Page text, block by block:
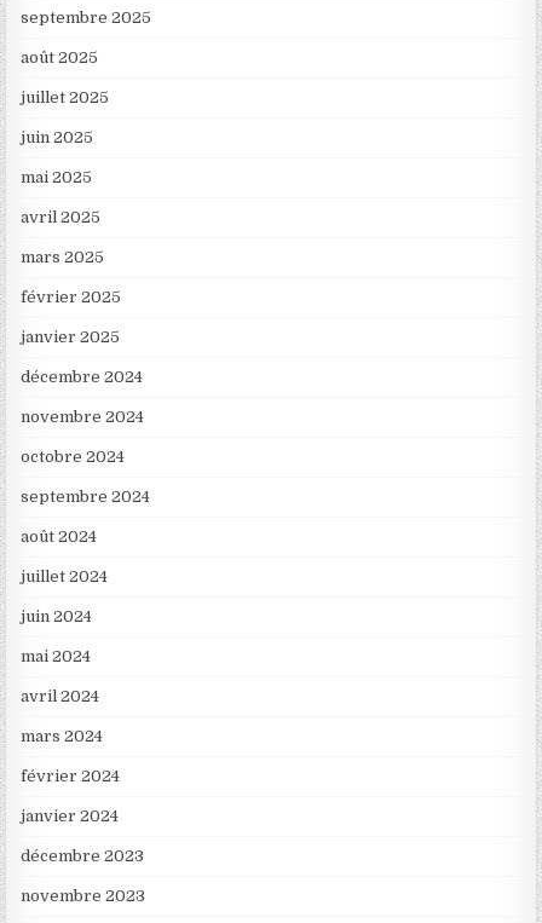
septembre 2025
août 2025
juillet 2025
juin 2025
mai 2025
avril 2025
mars 2025
février 2025
janvier 2025
décembre 2024
novembre 2024
octobre 2024
septembre 2024
août 2024
juillet 2024
juin 2024
mai 2024
avril 2024
mars 2024
février 2024
janvier 2024
décembre 2023
novembre 2023